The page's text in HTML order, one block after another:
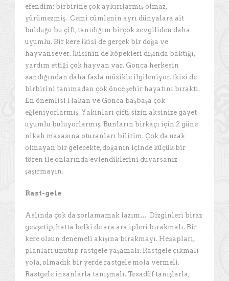
efendim; birbirine çok aykırılarmış olmaz,
yürümezmiş. Cemi cümlenin ayrı dünyalara ait
bulduğu bu çift, tanıdığım birçok sevgiliden daha
uyumlu. Bir kere ikisi de gerçek bir doğa ve
hayvansever. İkisinin de köpekleri dışında baktığı,
yardım ettiği çok hayvan var. Gonca herkesin
sandığından daha fazla müzikle ilgileniyor. İkisi de
birbirini tanımadan çok önce şehir hayatını bıraktı.
En önemlisi Hakan ve Gonca başbaşa çok
eğleniyorlarmış. Yakınları çifti sizin aksinize gayet
uyumlu buluyorlarmış. Bunların birkaçı için 2 güne
nikah masasına oturanları bilirim. Çok da uzak
olmayan bir gelecekte, doğanın içinde küçük bir
tören ile onlarında evlendiklerini duyarsanız
şaşırmayın.
Rast-gele
Aslında çok da zorlamamak lazım… Dizginleri biraz
gevşetip, hatta belki de ara ara ipleri bırakmalı. Bir
kere olsun denemeli akışına bırakmayı. Hesapları,
planları unutup rastgele yaşamalı. Rastgele çıkmalı
yola, olmadık bir yerde rastgele mola vermeli.
Rastgele insanlarla tanışmalı. Tesadüf tanışlarla,